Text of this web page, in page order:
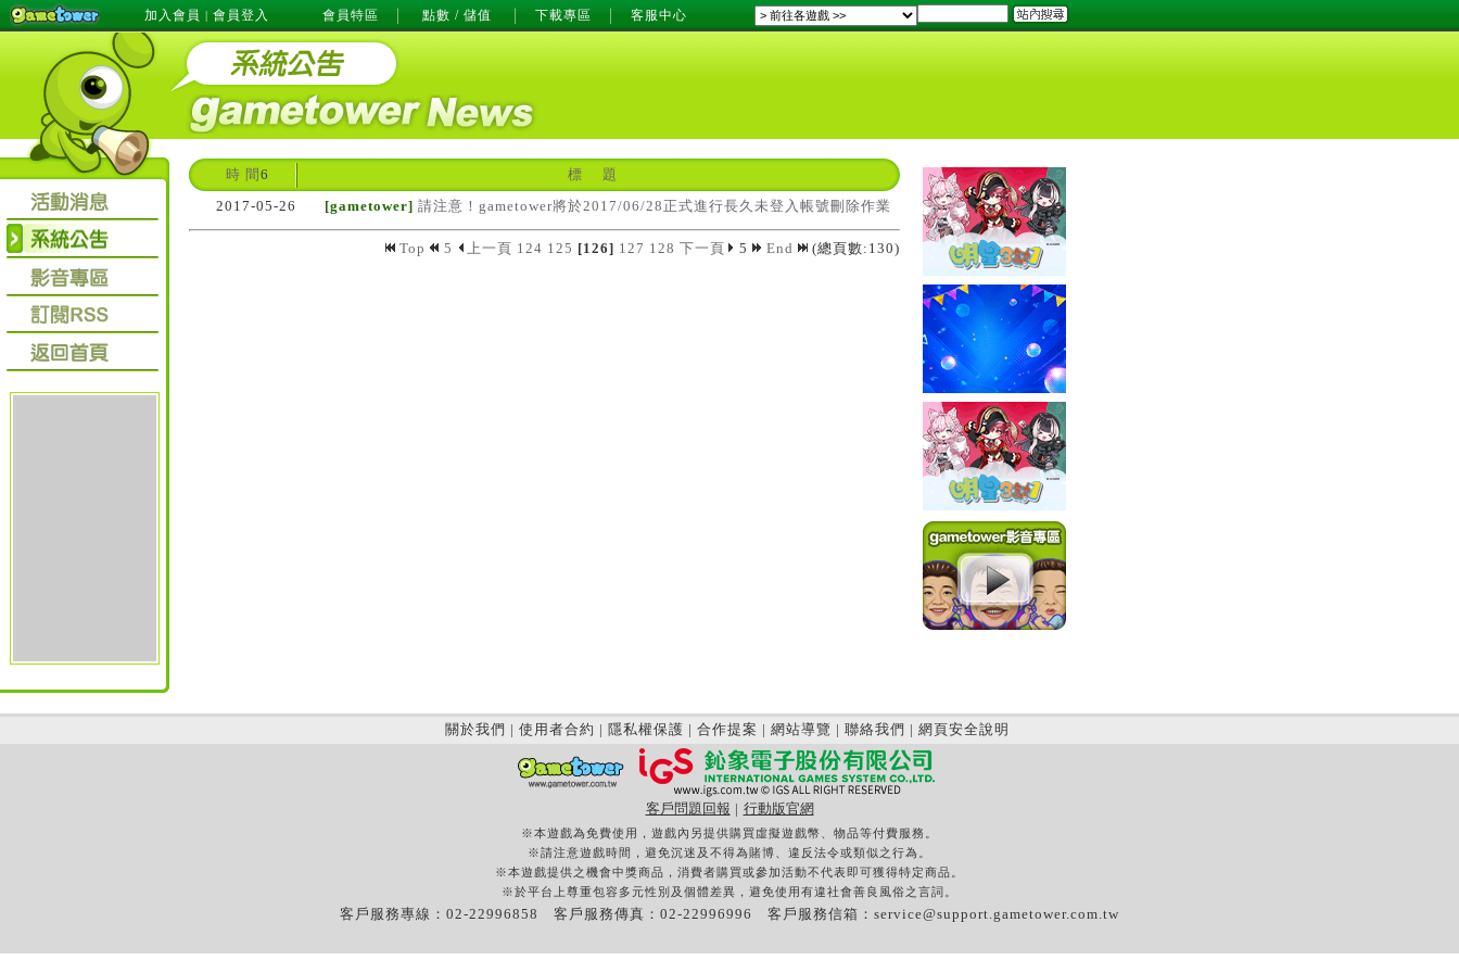
加入會員 | 會員登入 會員特區 點數 / 儲值 下載專區 客服中心
時 間 6
標 題
2017-05-26
[gametower] 請注意！gametower將於2017/06/28正式進行長久未登入帳號刪除作業
Top 5 上一頁 124 125 [126] 127 128 下一頁 5 End (總頁數:130)
關於我們 | 使用者合約 | 隱私權保護 | 合作提案 | 網站導覽 | 聯絡我們 | 網頁安全說明
客戶問題回報 | 行動版官網
※本遊戲為免費使用，遊戲內另提供購買虛擬遊戲幣、物品等付費服務。
※請注意遊戲時間，避免沉迷及不得為賭博、違反法令或類似之行為。
※本遊戲提供之機會中獎商品，消費者購買或參加活動不代表即可獲得特定商品。
※於平台上尊重包容多元性別及個體差異，避免使用有違社會善良風俗之言詞。
客戶服務專線：02-22996858 客戶服務傳真：02-22996996 客戶服務信箱： service@support.gametower.com.tw